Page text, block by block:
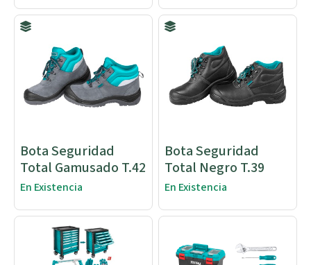
Bota Seguridad
Total Gamusado T.42
En Existencia
Bota Seguridad
Total Negro T.39
En Existencia